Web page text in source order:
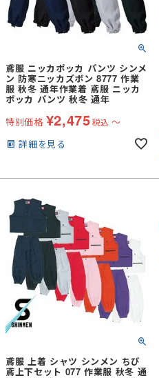
鳶服 ニッカポッカ パンツ シンメ
ン 防寒ニッカズボン 8777 作業
服 秋冬 通年作業着 鳶服 ニッカ
ポッカ パンツ 秋冬 通年
特別価格 ¥2,475税込 〜
詳細を見る
鳶服 上着 シャツ シンメン ちび
鳶上下セット 077 作業服 秋冬 通